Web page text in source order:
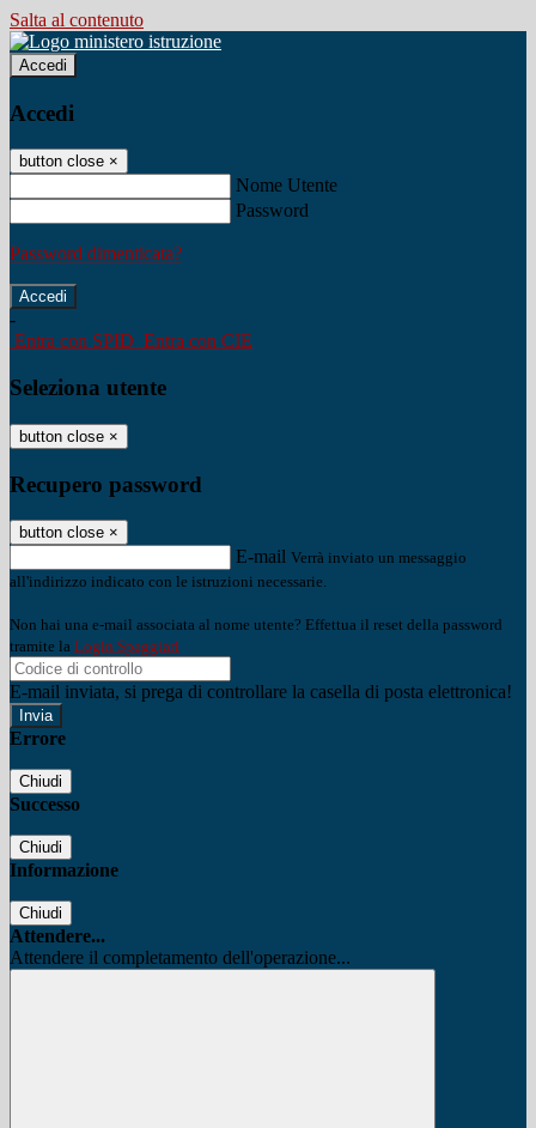
Salta al contenuto
Accedi
Accedi
button close ×
Nome Utente
Password
Password dimenticata?
-
Entra con SPID Entra con CIE
Seleziona utente
button close ×
Recupero password
button close ×
E-mail Verrà inviato un messaggio
all'indirizzo indicato con le istruzioni necessarie.
Non hai una e-mail associata al nome utente? Effettua il reset della password
tramite la Login Spaggiari
E-mail inviata, si prega di controllare la casella di posta elettronica!
Errore
Chiudi
Successo
Chiudi
Informazione
Chiudi
Attendere...
Attendere il completamento dell'operazione...